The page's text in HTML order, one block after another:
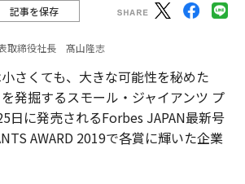
記事を保存
取締役社長 髙山隆志
さくても、大きな可能性を秘めた
を発掘するスモール・ジャイアンツ プ
日に発売されるForbes JAPAN最新号
AWARD 2019で各賞に輝いた企業